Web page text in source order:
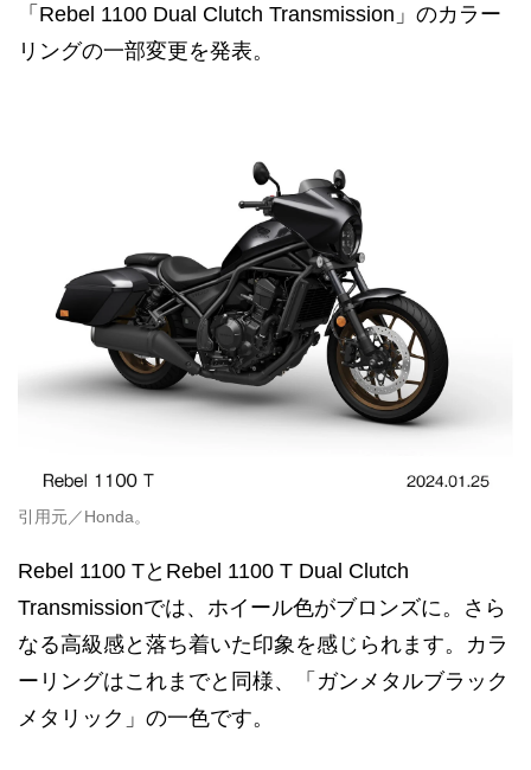
「Rebel 1100 Dual Clutch Transmission」のカラー
リングの一部変更を発表。
引用元／Honda。
Rebel 1100 TとRebel 1100 T Dual Clutch
Transmissionでは、ホイール色がブロンズに。さら
なる高級感と落ち着いた印象を感じられます。カラ
ーリングはこれまでと同様、「ガンメタルブラック
メタリック」の一色です。